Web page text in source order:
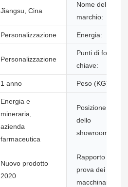
Jiangsu, Cina
Nome del
marchio:
Personalizzazione Energia:
Personalizzazione
Punti di forza
chiave:
1 anno Peso (KG):
Energia e
mineraria,
azienda
farmaceutica
Posizione
dello
showroom:
Nuovo prodotto
2020
Rapporto di
prova dei
macchinari: